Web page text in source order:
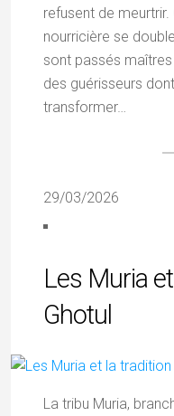
refusent de
nourricière se
sont passés
des guérisseurs
transformer…
29/03/2026
Les Muria
Ghotul
La tribu Muria,